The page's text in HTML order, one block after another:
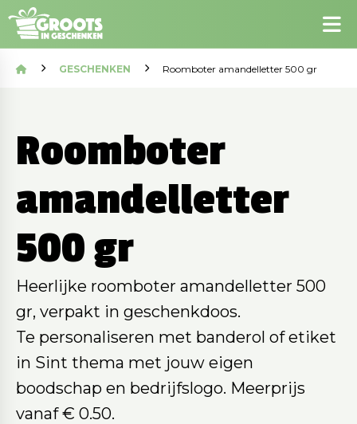
GESCHENKEN Roomboter amandelletter 500 gr
Roomboter
amandelletter
500 gr
Heerlijke roomboter amandelletter 500
gr, verpakt in geschenkdoos.
Te personaliseren met banderol of etiket
in Sint thema met jouw eigen
boodschap en bedrijfslogo. Meerprijs
vanaf € 0.50.